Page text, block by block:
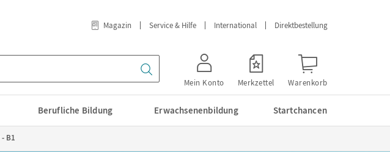
Magazin Service & Hilfe International Direktbestellung
Mein Konto Merkzettel Warenkorb
Berufliche Bildung Erwachsenenbildung Startchancen
B1